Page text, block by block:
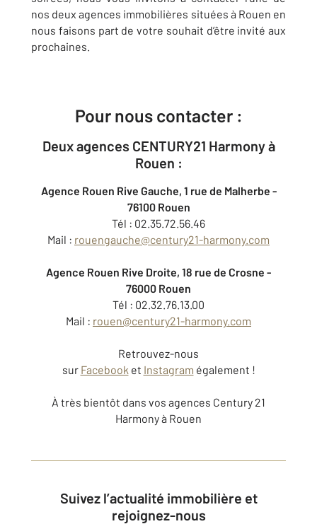
nos deux agences immobilières situées à Rouen en
nous faisons part de votre souhait d’être invité aux
prochaines.
Pour nous contacter :
Deux agences CENTURY21 Harmony à
Rouen :
Agence Rouen Rive Gauche, 1 rue de Malherbe -
76100 Rouen
Tél : 02.35.72.56.46
Mail : rouengauche@century21-harmony.com
Agence Rouen Rive Droite, 18 rue de Crosne -
76000 Rouen
Tél : 02.32.76.13.00
Mail : rouen@century21-harmony.com
Retrouvez-nous
sur Facebook et Instagram également !
À très bientôt dans vos agences Century 21
Harmony à Rouen
Suivez l’actualité immobilière et
rejoignez-nous